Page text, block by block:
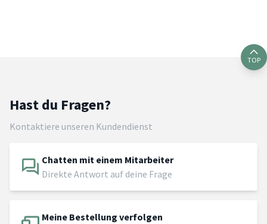
TOP
Hast du Fragen?
Kontaktiere unseren Kundendienst
Chatten mit einem Mitarbeiter
Direkte Antwort auf deine Frage
Meine Bestellung verfolgen